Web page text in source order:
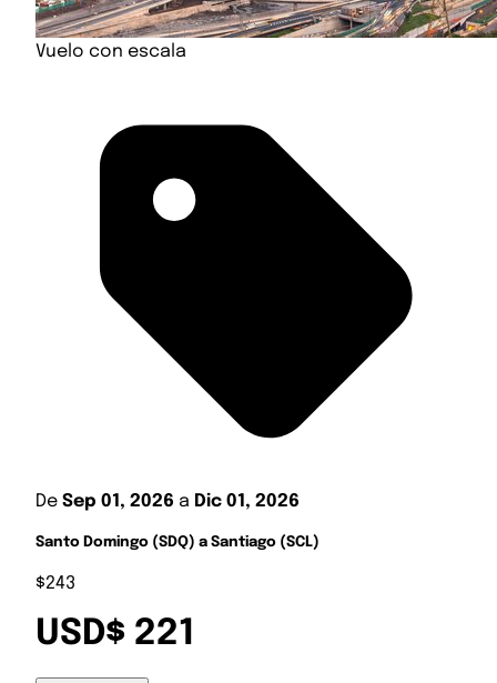
Vuelo con escala
De Sep 01, 2026 a Dic 01, 2026
Santo Domingo (SDQ) a Santiago (SCL)
$243
USD$ 221